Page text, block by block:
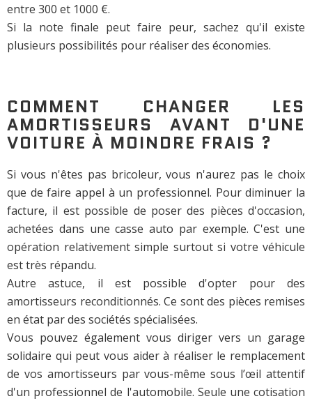
entre 300 et 1000 €.
Si la note finale peut faire peur, sachez qu'il existe
plusieurs possibilités pour réaliser des économies.
COMMENT CHANGER LES
AMORTISSEURS AVANT D'UNE
VOITURE À MOINDRE FRAIS ?
Si vous n'êtes pas bricoleur, vous n'aurez pas le choix
que de faire appel à un professionnel. Pour diminuer la
facture, il est possible de poser des pièces d'occasion,
achetées dans une casse auto par exemple. C'est une
opération relativement simple surtout si votre véhicule
est très répandu.
Autre astuce, il est possible d'opter pour des
amortisseurs reconditionnés. Ce sont des pièces remises
en état par des sociétés spécialisées.
Vous pouvez également vous diriger vers un garage
solidaire qui peut vous aider à réaliser le remplacement
de vos amortisseurs par vous-même sous l’œil attentif
d'un professionnel de l'automobile. Seule une cotisation